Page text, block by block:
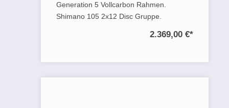
Generation 5 Vollcarbon Rahmen.
Shimano 105 2x12 Disc Gruppe.
2.369,00 €*